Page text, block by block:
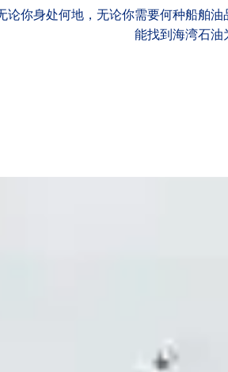
论你身处何地，无论你需要何种船舶油
能找到海湾石油